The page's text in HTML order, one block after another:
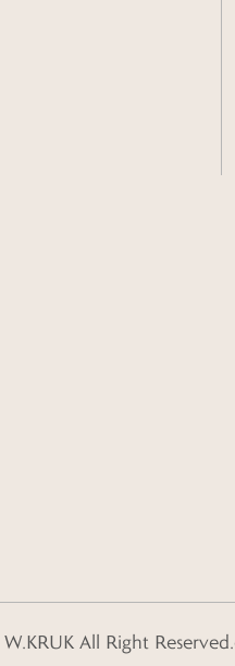
W.KRUKAll Right Reserved.